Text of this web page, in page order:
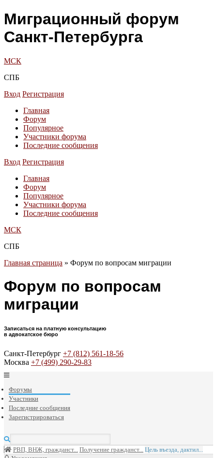
Миграционный форум
Санкт-Петербурга
МСК
СПБ
Вход Регистрация
Главная
Форум
Популярное
Участники форума
Последние сообщения
Вход Регистрация
Главная
Форум
Популярное
Участники форума
Последние сообщения
МСК
СПБ
Главная страница » Форум по вопросам миграции
Форум по вопросам
миграции
Записаться на платную консультацию
в адвокатское бюро
Санкт-Петербург +7 (812) 561-18-56
Москва +7 (499) 290-29-83
Форумы
Участники
Последние сообщения
Зарегистрироваться
РВП, ВНЖ, гражданст... Получение гражданст... Цель въезда, дактил...